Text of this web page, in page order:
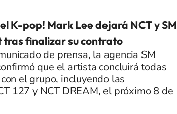
K-pop! Mark Lee dejará NCT y SM
finalizar su contrato
de prensa, la agencia SM
que el artista concluirá todas
el grupo, incluyendo las
127 y NCT DREAM, el próximo 8 de